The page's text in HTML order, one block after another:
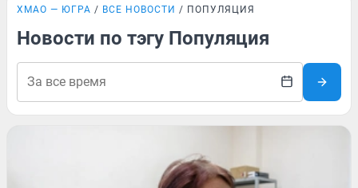
ХМАО — ЮГРА ВСЕ НОВОСТИ ПОПУЛЯЦИЯ
Новости по тэгу Популяция